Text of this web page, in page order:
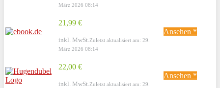
März 2026 08:14
21,99 €
inkl. MwSt. Zuletzt aktualisiert am: 29.
März 2026 08:14
Ansehen *
22,00 €
inkl. MwSt. Zuletzt aktualisiert am: 29.
Ansehen *